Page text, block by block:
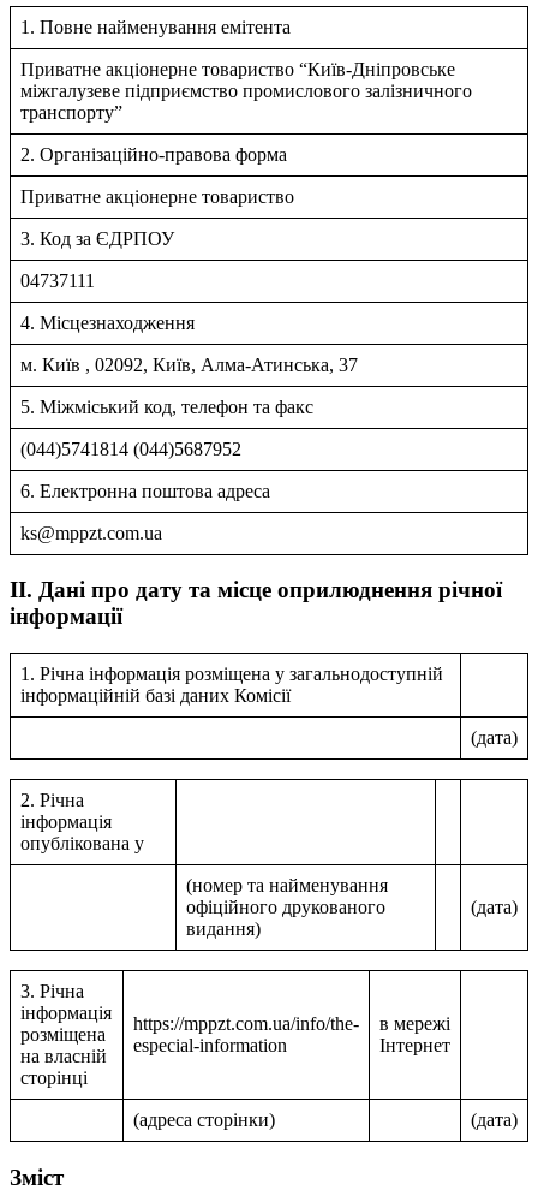
1. Повне найменування емітента
Приватне акцiонерне товариство “Київ-Днiпровське
мiжгалузеве пiдприємство промислового залiзничного
транспорту”
2. Організаційно-правова форма
Приватне акціонерне товариство
3. Код за ЄДРПОУ
04737111
4. Місцезнаходження
м. Київ , 02092, Київ, Алма-Атинська, 37
5. Міжміський код, телефон та факс
(044)5741814 (044)5687952
6. Електронна поштова адреса
ks@mppzt.com.ua
II. Дані про дату та місце оприлюднення річної
інформації
1. Річна інформація розміщена у загальнодоступній
інформаційній базі даних Комісії
(дата)
2. Річна
інформація
опублікована у
(номер та найменування
офіційного друкованого
видання)
(дата)
3. Річна
інформація
розміщена
на власній
сторінці
https://mppzt.com.ua/info/the-
especial-information
в мережі
Інтернет
(адреса сторінки) (дата)
Зміст